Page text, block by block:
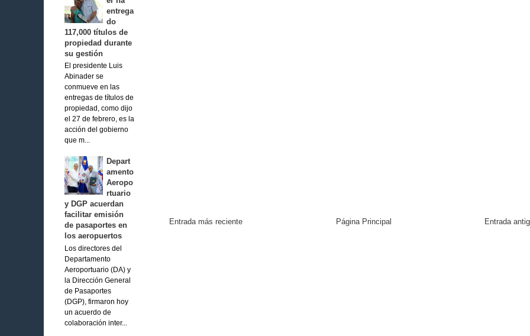
entrega
do
117,000 títulos de
propiedad durante
su gestión
El presidente Luis
Abinader se
conmueve en las
entregas de títulos de
propiedad, como dijo
el 27 de febrero, es la
acción del gobierno
que m...
Depart
amento
Aeropo
rtuario
y DGP acuerdan
facilitar emisión
de pasaportes en
los aeropuertos
Los directores del
Departamento
Aeroportuario (DA) y
la Dirección General
de Pasaportes
(DGP), firmaron hoy
un acuerdo de
colaboración inter...
Entrada más reciente Entrada
Página Principal